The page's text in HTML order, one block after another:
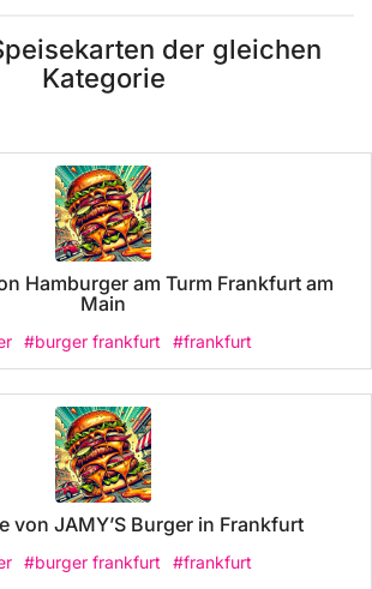
der gleichen
Kategorie
Hamburger am Turm Frankfurt am
Main
#burger frankfurt #frankfurt
von JAMY’S Burger in Frankfurt
#burger frankfurt #frankfurt